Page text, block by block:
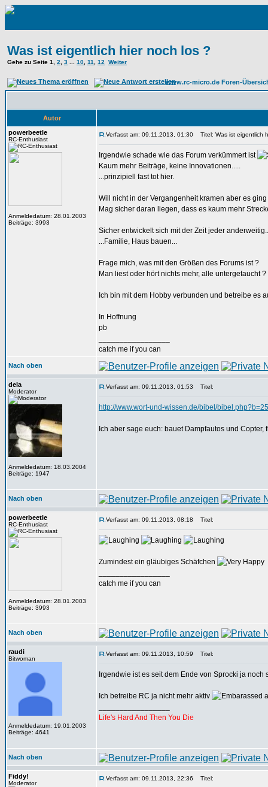
Was ist eigentlich hier noch los ?
Gehe zu Seite 1 2 3 10 11 12 Weiter
www.rc-micro.de Foren-
Autor
powerbeetle
RC-Enthusiast
Anmeldedatum: 28.01.2003
Beiträge: 3993
Verfasst am: 09.11.2013, 01:30 Titel: Was ist eigentlich
Irgendwie schade wie das Forum verkümmert ist
Kaum mehr Beiträge, keine Innovationen.....
...prinzipiell fast tot hier.
Will nicht in der Vergangenheit kramen aber es
Mag sicher daran liegen, dass es kaum mehr
Sicher entwickelt sich mit der Zeit jeder
...Familie, Haus bauen...
Frage mich, was mit den Größen des Forums ist ?
Man liest oder hört nichts mehr, alle untergetaucht ?
Ich bin mit dem Hobby verbunden und betreibe es
In Hoffnung
pb
catch me if you can
Nach oben
dela
Moderator
Anmeldedatum: 18.03.2004
Beiträge: 1947
Verfasst am: 09.11.2013, 01:53 Titel:
http://www.wort-und-wissen.de/bibel/
Ich aber sage euch: bauet Dampfautos und
Nach oben
powerbeetle
RC-Enthusiast
Anmeldedatum: 28.01.2003
Beiträge: 3993
Verfasst am: 09.11.2013, 08:18 Titel:
Zumindest ein gläubiges Schäfchen
catch me if you can
Nach oben
raudi
Bitwoman
Anmeldedatum: 19.01.2003
Beiträge: 4641
Verfasst am: 09.11.2013, 10:59 Titel:
Irgendwie ist es seit dem Ende von Sprocki ja
Ich betreibe RC ja nicht mehr aktiv
Life's Hard And Then You Die
Nach oben
Fiddy!
Moderator
Verfasst am: 09.11.2013, 22:36 Titel: